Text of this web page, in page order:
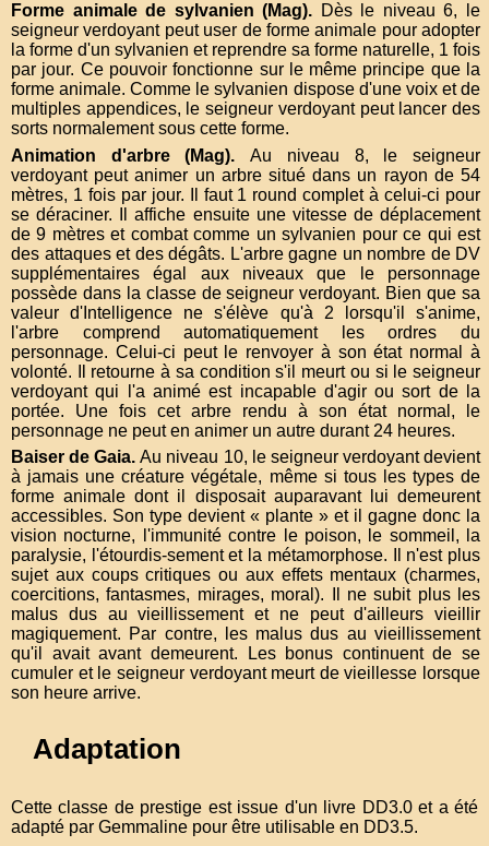
Forme animale de sylvanien (Mag)
Dès le niveau 6, le
seigneur verdoyant peut user de forme animale pour adopter
la forme d'un sylvanien et reprendre sa forme naturelle, 1 fois
par jour. Ce pouvoir fonctionne sur le même principe que la
forme animale. Comme le sylvanien dispose d'une voix et de
multiples appendices, le seigneur verdoyant peut lancer des
sorts normalement sous cette forme.
Animation d'arbre (Mag)
Au niveau 8, le seigneur
verdoyant peut animer un arbre situé dans un rayon de 54
mètres, 1 fois par jour. Il faut 1 round complet à celui-ci pour
se déraciner. Il affiche ensuite une vitesse de déplacement
de 9 mètres et combat comme un sylvanien pour ce qui est
des attaques et des dégâts. L'arbre gagne un nombre de DV
supplémentaires égal aux niveaux que le personnage
possède dans la classe de seigneur verdoyant. Bien que sa
valeur d'Intelligence ne s'élève qu'à 2 lorsqu'il s'anime,
l'arbre comprend automatiquement les ordres du
personnage. Celui-ci peut le renvoyer à son état normal à
volonté. Il retourne à sa condition s'il meurt ou si le seigneur
verdoyant qui l'a animé est incapable d'agir ou sort de la
portée. Une fois cet arbre rendu à son état normal, le
personnage ne peut en animer un autre durant 24 heures.
Baiser de Gaia Au niveau 10, le seigneur verdoyant devient
à jamais une créature végétale, même si tous les types de
forme animale dont il disposait auparavant lui demeurent
accessibles. Son type devient « plante » et il gagne donc la
vision nocturne, l'immunité contre le poison, le sommeil, la
paralysie, l'étourdis-sement et la métamorphose. Il n'est plus
sujet aux coups critiques ou aux effets mentaux (charmes,
coercitions, fantasmes, mirages, moral). Il ne subit plus les
malus dus au vieillissement et ne peut d'ailleurs vieillir
magiquement. Par contre, les malus dus au vieillissement
qu'il avait avant demeurent. Les bonus continuent de se
cumuler et le seigneur verdoyant meurt de vieillesse lorsque
son heure arrive.
Adaptation
Cette classe de prestige est issue d'un livre DD3.0 et a été
adapté par Gemmaline pour être utilisable en DD3.5.